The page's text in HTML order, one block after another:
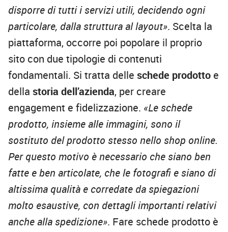
disporre di tutti i servizi utili, decidendo ogni
particolare, dalla struttura al layout». Scelta la
piattaforma, occorre poi popolare il proprio
sito con due tipologie di contenuti
fondamentali. Si tratta delle schede prodotto e
della storia dell’azienda, per creare
engagement e fidelizzazione. «Le schede
prodotto, insieme alle immagini, sono il
sostituto del prodotto stesso nello shop online.
Per questo motivo è necessario che siano ben
fatte e ben articolate, che le fotografi e siano di
altissima qualità e corredate da spiegazioni
molto esaustive, con dettagli importanti relativi
anche alla spedizione». Fare schede prodotto è